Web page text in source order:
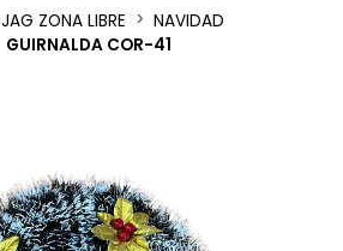
JAG ZONA LIBRE
NAVIDAD
GUIRNALDA COR-41